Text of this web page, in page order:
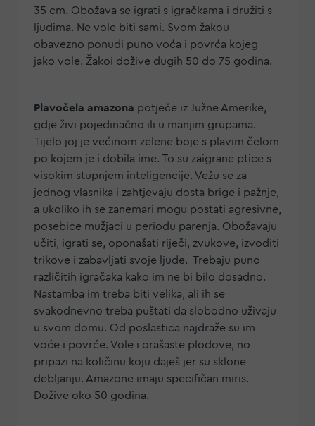
35 cm. Obožava se igrati s igračkama i družiti s
ljudima. Ne vole biti sami. Svom žakou
obavezno ponudi puno voća i povrća kojeg
jako vole. Žakoi dožive dugih 50 do 75 godina.
Plavočela amazona potječe iz Južne Amerike,
gdje živi pojedinačno ili u manjim grupama.
Tijelo joj je većinom zelene boje s plavim čelom
po kojem je i dobila ime. To su zaigrane ptice s
visokim stupnjem inteligencije. Vežu se za
jednog vlasnika i zahtjevaju dosta brige i pažnje,
a ukoliko ih se zanemari mogu postati agresivne,
posebice mužjaci u periodu parenja. Obožavaju
učiti, igrati se, oponašati riječi, zvukove, izvoditi
trikove i zabavljati svoje ljude. Trebaju puno
različitih igračaka kako im ne bi bilo dosadno.
Nastamba im treba biti velika, ali ih se
svakodnevno treba puštati da slobodno uživaju
u svom domu. Od poslastica najdraže su im
voće i povrće. Vole i orašaste plodove, no
pripazi na količinu koju daješ jer su sklone
debljanju. Amazone imaju specifičan miris.
Dožive oko 50 godina.